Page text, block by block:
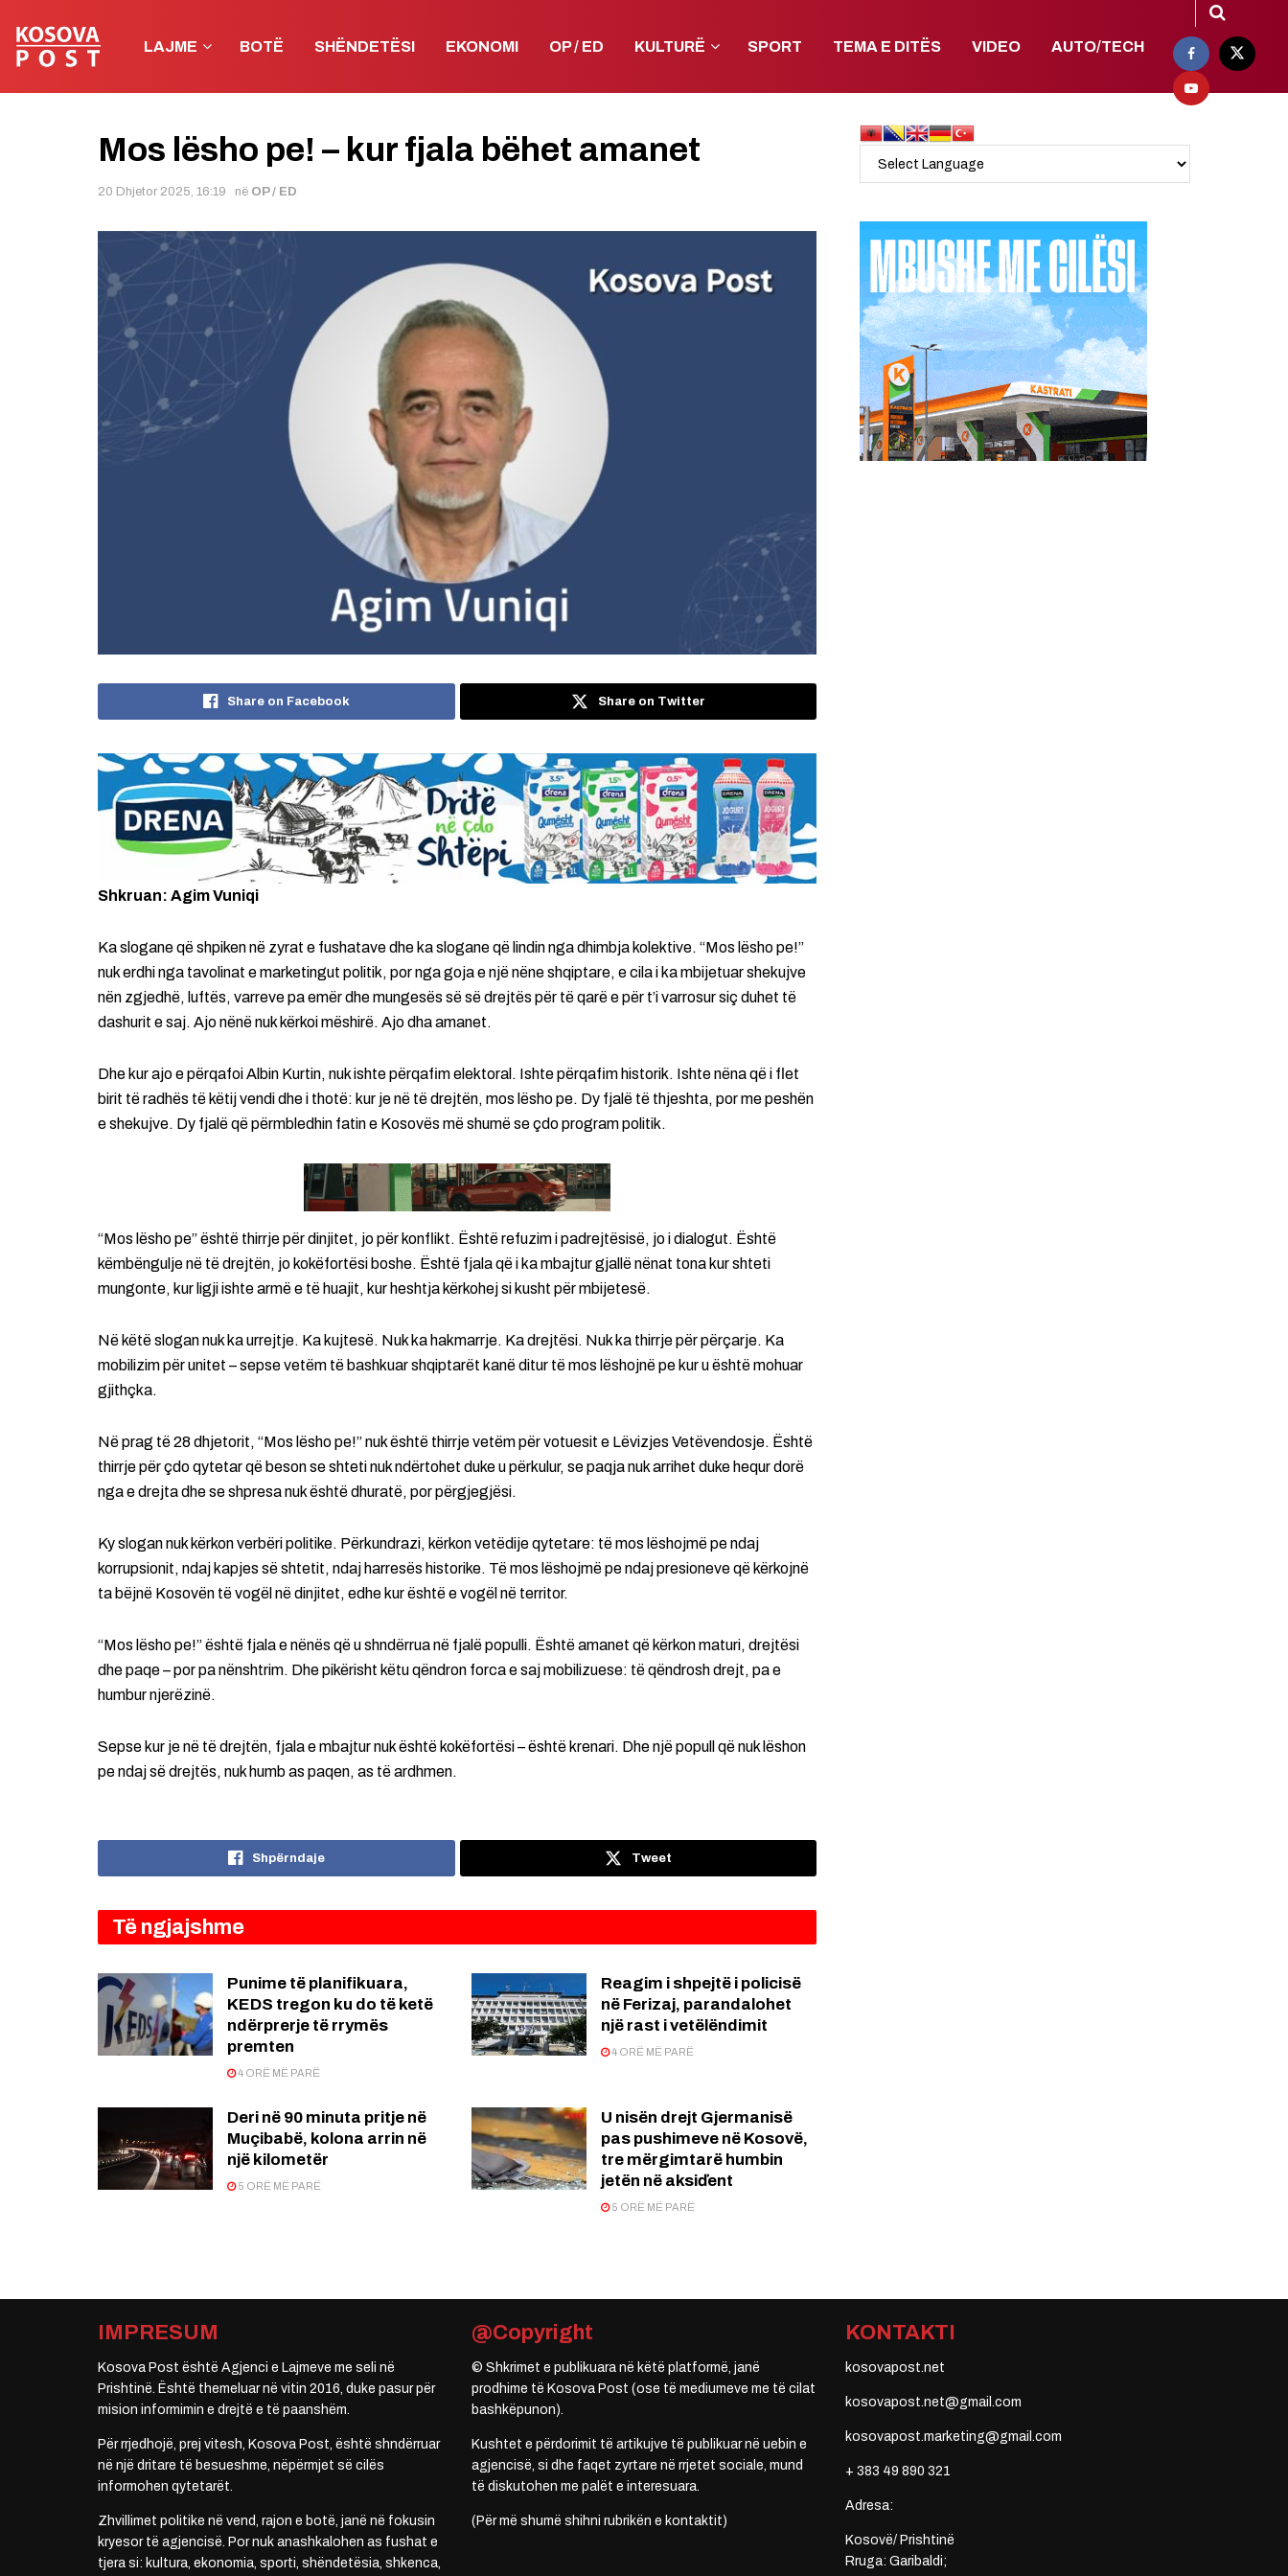
LAJME BOTË SHËNDETËSI EKONOMI OP / ED KULTURË SPORT TEMA E DITËS VIDEO AUTO/TECH
Mos lësho pe! – kur fjala bëhet amanet
20 Dhjetor 2025, 16:19 në OP / ED
Share on Facebook Share on Twitter
Shkruan: Agim Vuniqi
Ka slogane që shpiken në zyrat e fushatave dhe ka slogane që lindin nga dhimbja kolektive. “Mos lësho pe!”
nuk erdhi nga tavolinat e marketingut politik, por nga goja e një nëne shqiptare, e cila i ka mbijetuar shekujve
nën zgjedhë, luftës, varreve pa emër dhe mungesës së së drejtës për të qarë e për t’i varrosur siç duhet të
dashurit e saj. Ajo nënë nuk kërkoi mëshirë. Ajo dha amanet.
Dhe kur ajo e përqafoi Albin Kurtin, nuk ishte përqafim elektoral. Ishte përqafim historik. Ishte nëna që i flet
birit të radhës të këtij vendi dhe i thotë: kur je në të drejtën, mos lësho pe. Dy fjalë të thjeshta, por me peshën
e shekujve. Dy fjalë që përmbledhin fatin e Kosovës më shumë se çdo program politik.
“Mos lësho pe” është thirrje për dinjitet, jo për konflikt. Është refuzim i padrejtësisë, jo i dialogut. Është
këmbëngulje në të drejtën, jo kokëfortësi boshe. Është fjala që i ka mbajtur gjallë nënat tona kur shteti
mungonte, kur ligji ishte armë e të huajit, kur heshtja kërkohej si kusht për mbijetesë.
Në këtë slogan nuk ka urrejtje. Ka kujtesë. Nuk ka hakmarrje. Ka drejtësi. Nuk ka thirrje për përçarje. Ka
mobilizim për unitet – sepse vetëm të bashkuar shqiptarët kanë ditur të mos lëshojnë pe kur u është mohuar
gjithçka.
Në prag të 28 dhjetorit, “Mos lësho pe!” nuk është thirrje vetëm për votuesit e Lëvizjes Vetëvendosje. Është
thirrje për çdo qytetar që beson se shteti nuk ndërtohet duke u përkulur, se paqja nuk arrihet duke hequr dorë
nga e drejta dhe se shpresa nuk është dhuratë, por përgjegjësi.
Ky slogan nuk kërkon verbëri politike. Përkundrazi, kërkon vetëdije qytetare: të mos lëshojmë pe ndaj
korrupsionit, ndaj kapjes së shtetit, ndaj harresës historike. Të mos lëshojmë pe ndaj presioneve që kërkojnë
ta bëjnë Kosovën të vogël në dinjitet, edhe kur është e vogël në territor.
“Mos lësho pe!” është fjala e nënës që u shndërrua në fjalë populli. Është amanet që kërkon maturi, drejtësi
dhe paqe – por pa nënshtrim. Dhe pikërisht këtu qëndron forca e saj mobilizuese: të qëndrosh drejt, pa e
humbur njerëzinë.
Sepse kur je në të drejtën, fjala e mbajtur nuk është kokëfortësi – është krenari. Dhe një popull që nuk lëshon
pe ndaj së drejtës, nuk humb as paqen, as të ardhmen.
Shpërndaje Tweet
Të ngjajshme
Punime të planifikuara,
KEDS tregon ku do të ketë
ndërprerje të rrymës
premten
4 ORË MË PARË
Reagim i shpejtë i policisë
në Ferizaj, parandalohet
një rast i vetëlëndimit
4 ORË MË PARË
Deri në 90 minuta pritje në
Muçibabë, kolona arrin në
një kilometër
5 ORË MË PARË
U nisën drejt Gjermanisë
pas pushimeve në Kosovë,
tre mërgimtarë humbin
jetën në aksiďent
5 ORË MË PARË
IMPRESUM
Kosova Post është Agjenci e Lajmeve me seli në
Prishtinë. Është themeluar në vitin 2016, duke pasur për
mision informimin e drejtë e të paanshëm.
Për rrjedhojë, prej vitesh, Kosova Post, është shndërruar
në një dritare të besueshme, nëpërmjet së cilës
informohen qytetarët.
Zhvillimet politike në vend, rajon e botë, janë në fokusin
kryesor të agjencisë. Por nuk anashkalohen as fushat e
tjera si: kultura, ekonomia, sporti, shëndetësia, shkenca,
@Copyright
© Shkrimet e publikuara në këtë platformë, janë
prodhime të Kosova Post (ose të mediumeve me të cilat
bashkëpunon).
Kushtet e përdorimit të artikujve të publikuar në uebin e
agjencisë, si dhe faqet zyrtare në rrjetet sociale, mund
të diskutohen me palët e interesuara.
(Për më shumë shihni rubrikën e kontaktit)
KONTAKTI
kosovapost.net
kosovapost.net@gmail.com
kosovapost.marketing@gmail.com
+ 383 49 890 321
Adresa:
Kosovë/ Prishtinë
Rruga: Garibaldi;